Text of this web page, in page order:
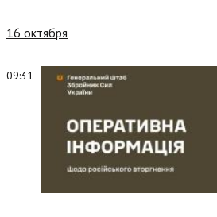
16 октября
09:31